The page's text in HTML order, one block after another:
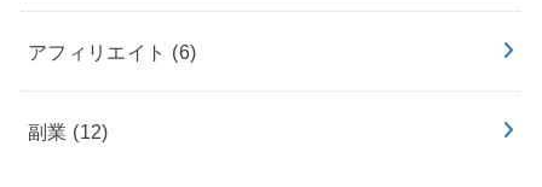
アフィリエイト (6)
副業 (12)